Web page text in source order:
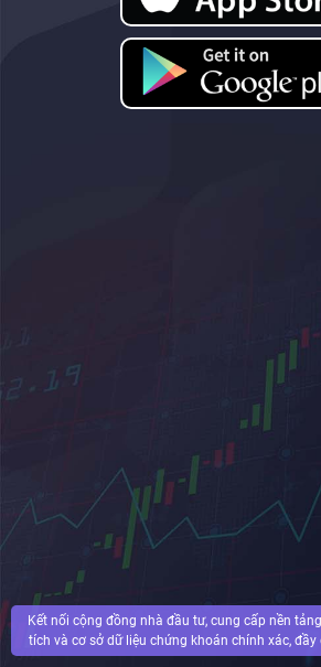
Kết nối cộng đồng nhà đầu tư, cung cấp nền
tích và cơ sở dữ liệu chứng khoán chính xác,